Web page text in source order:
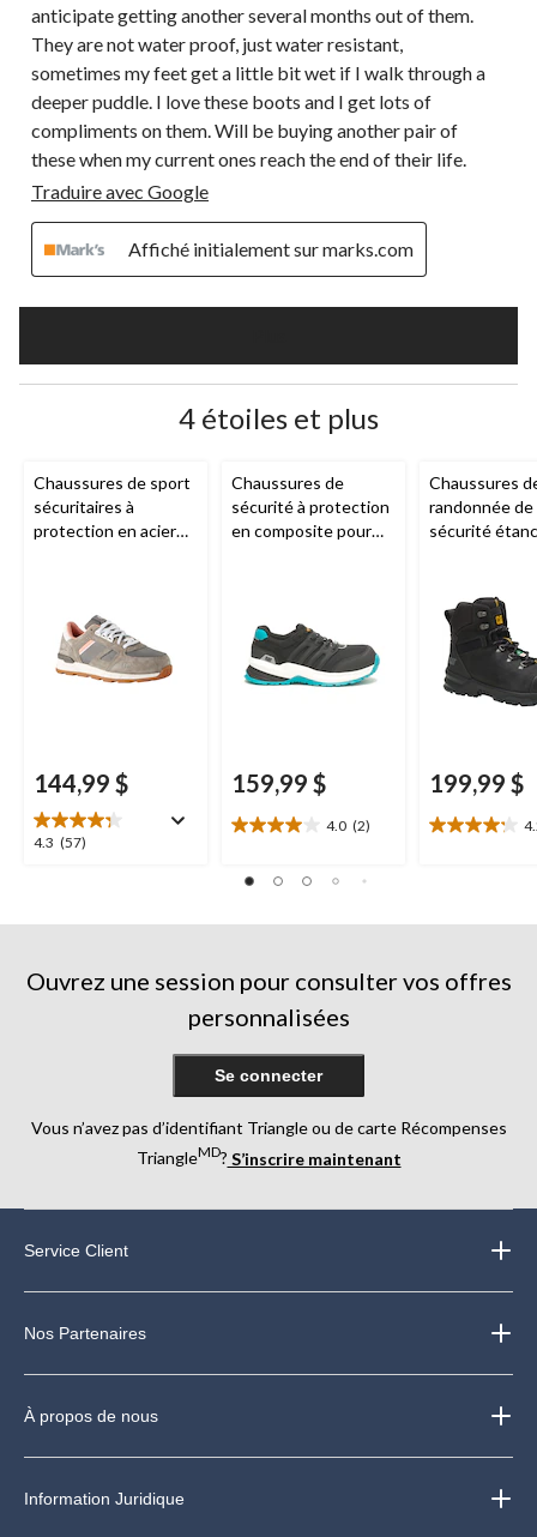
anticipate getting another several months out of them.
They are not water proof, just water resistant,
sometimes my feet get a little bit wet if I walk through a
deeper puddle. I love these boots and I get lots of
compliments on them. Will be buying another pair of
these when my current ones reach the end of their life.
Traduire avec Google
Affiché initialement sur marks.com
4 étoiles et plus
Chaussures de sport
sécuritaires à
protection en acier
144,99 $
4.3 (57)
4.3
Chaussures de
sécurité à protection
en composite pour
159,99 $
4.0 (2)
4.0
sur
2
Chaussures
randonnée de
sécurité
composite
hommes,
X, Caterpillar
199,99 $
4.2
16
Ouvrez une session pour consulter vos offres
personnalisées
Se connecter
Vous n’avez pas d’identifiant Triangle ou de carte Récompenses
TriangleMD? S’inscrire maintenant
Service Client
Nos Partenaires
À propos de nous
Information Juridique